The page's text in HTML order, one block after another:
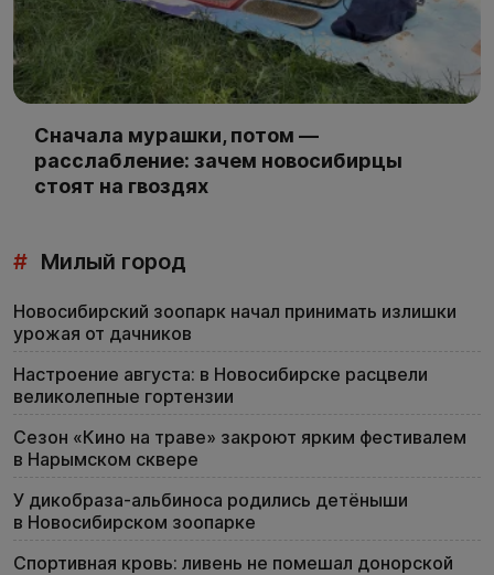
Сначала мурашки, потом —
расслабление: зачем новосибирцы
стоят на гвоздях
# Милый город
Новосибирский зоопарк начал принимать излишки
урожая от дачников
Настроение августа: в Новосибирске расцвели
великолепные гортензии
Сезон «Кино на траве» закроют ярким фестивалем
в Нарымском сквере
У дикобраза-альбиноса родились детёныши
в Новосибирском зоопарке
Спортивная кровь: ливень не помешал донорской